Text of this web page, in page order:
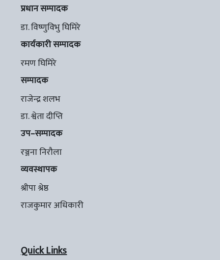
प्रधान सम्पादक
डा. विष्णुविभु घिमिरे
कार्यकारी सम्पादक
रमण घिमिरे
सम्पादक
राजेन्द्र शलभ
डा. श्वेता दीप्ति
उप–सम्पादक
रञ्जना निरौला
व्यवस्थापक
श्रीपा श्रेष्ठ
राजकुमार अधिकारी
Quick Links